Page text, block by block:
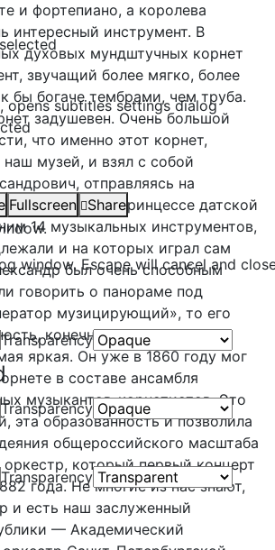
, opens subtitles settings dialog
Fullscreen
Share
window. Escape will cancel and
Transparency
Transparency
Transparency
и фортепиано, а королева
интересный инструмент. В
духовых мундштучных корнет
звучащий более мягко, более
бы богаче тембрами, чем труба.
задушевен. Очень большой
что именно этот корнет,
наш музей, и взял с собой
отправляясь на
предложение принцессе датской
14 музыкальных инструментов,
и на которых играл сам
был очень способным
говорить о панораме под
музицирующий», то его
конечно же, самая
яркая. Он уже в 1860 году мог
в составе ансамбля
музыкантов-корнетистов. Это
эта образованность и позволила
общероссийского масштаба
который первый концерт
года. Не многие из нас знают,
и есть наш заслуженный
— Академический